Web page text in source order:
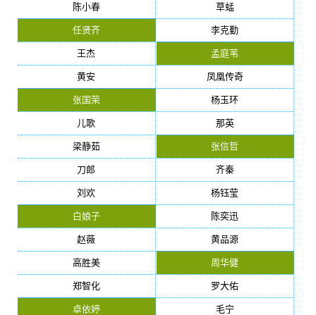
陈小春 草蜢
任贤齐 李克勤
王杰 孟庭苇
黄安 凤凰传奇
张国荣 杨玉环
儿歌 那英
梁静茹 张信哲
刀郎 齐秦
刘欢 杨钰莹
白娘子 陈奕迅
赵薇 黄品源
高胜美 周华健
郑智化 罗大佑
卓依婷 毛宁